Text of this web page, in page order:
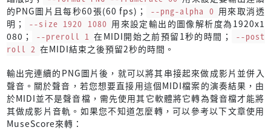
的PNG圖片且每秒60張(60 fps)；
--png-alpha 0 用來取消透
明；
--size 1920 1080 用來設定輸出的圖像解析度為1920x1
080；
--preroll 1 在MIDI開始之前預留1秒的時間；
--post
roll 2 在MIDI結束之後預留2秒的時間。
輸出完連續的PNG圖片後，就可以將其串接起來做成影片並併入
聲音。關於聲音，若您想要直接用這個MIDI檔案的演奏結果，由
於MIDI並不是聲音檔，需先使用其它軟體將它轉為聲音檔才能將
其做成影片音軌。如果您不知道怎麼轉，可以參考以下文章使用
MuseScore來轉：